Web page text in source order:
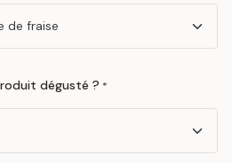
dégusté ? *